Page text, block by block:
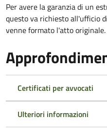
Per avere la garanzia di un
questo va richiesto all'ufficio
venne formato l'atto originale.
Certificati per avvocati
Ulteriori informazioni